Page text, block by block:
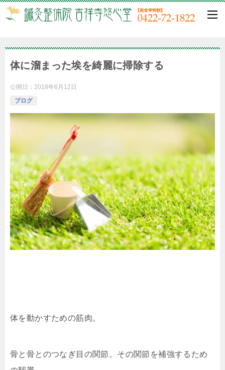
体に溜まった埃を綺麗に掃除する
公開日： 2018年6月12日
ブログ
体を動かすための筋肉。
骨と骨とのつなぎ目の関節。その関節を補強するため